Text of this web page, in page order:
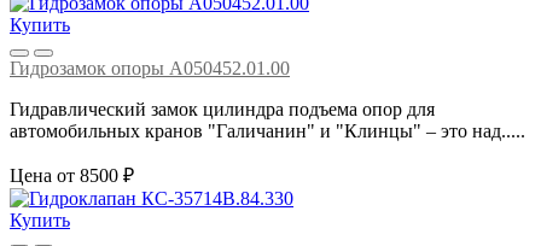
Купить
Гидрозамок опоры A050452.01.00
Гидравлический замок цилиндра подъема опор для
автомобильных кранов "Галичанин" и "Клинцы" – это над.....
Цена от 8500 ₽
Купить